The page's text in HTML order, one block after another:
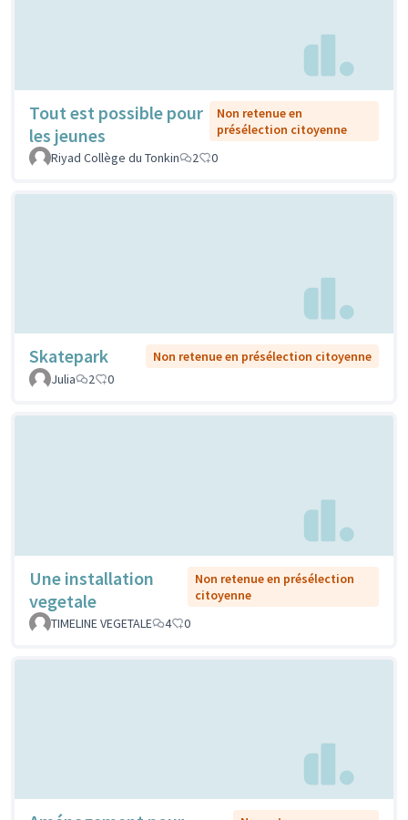
Tout est possible pour
les jeunes
Non retenue en
présélection citoyenne
Riyad Collège du Tonkin
2 0
Skatepark
Non retenue en présélection citoyenne
Julia
2 0
Une installation
vegetale
Non retenue en présélection
citoyenne
TIMELINE VEGETALE
4 0